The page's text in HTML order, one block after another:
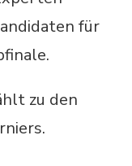
für
zu den